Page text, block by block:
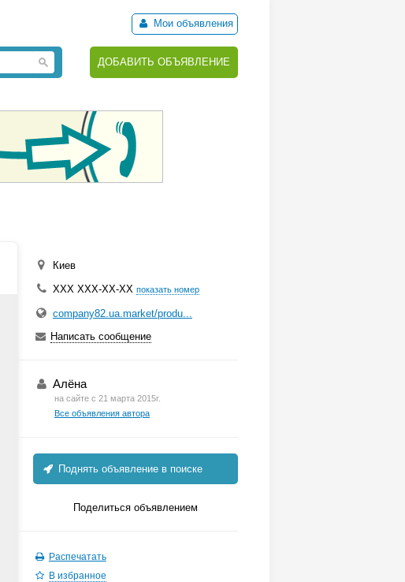
Мои объявления
ДОБАВИТЬ ОБЪЯВЛЕНИЕ
Киев
ХХХ ХХХ-ХХ-ХХ показать номер
company82.ua.market/produ...
Написать сообщение
Алёна
на сайте с 21 марта 2015г.
Все объявления автора
Поднять объявление в поиске
Поделиться объявлением
Распечатать
В избранное